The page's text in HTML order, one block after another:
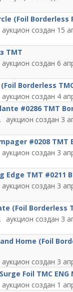
(Foil Borderless
15
TMT
6
Borderless
4
#0286 TMT
3
#0208 TMT
3
Edge TMT #0211
3
(Foil Borderless
3
Home (Foil
3
Foil TMC ENG
1